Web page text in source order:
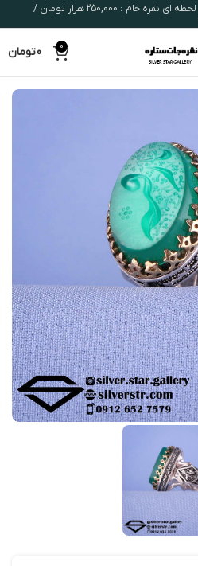
قیمت لحظه ای نقره خام : 250,000 هزار تومان /
0
0تومان